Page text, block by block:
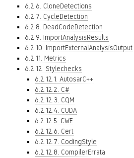
6.2.6. CloneDetections
6.2.7. CycleDetection
6.2.8. DeadCodeDetection
6.2.9. ImportAnalysisResults
6.2.10. ImportExternalAnalysisOutput
6.2.11. Metrics
6.2.12. Stylechecks
6.2.12.1. AutosarC++
6.2.12.2. C#
6.2.12.3. CQM
6.2.12.4. CUDA
6.2.12.5. CWE
6.2.12.6. Cert
6.2.12.7. CodingStyle
6.2.12.8. CompilerErrata